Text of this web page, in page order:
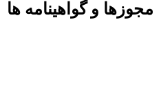
مجوزها و گواهینامه ها